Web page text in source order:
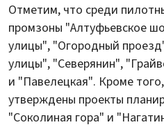
Отметим, что среди
промзоны "Алтуфьевское
улицы", "Огородный
улицы", "Северянин",
и "Павелецкая". Кроме
утверждены проекты
"Соколиная гора" и